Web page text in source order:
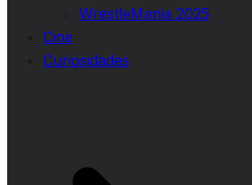
WrestleMania 2025
Cine
Curiosidades